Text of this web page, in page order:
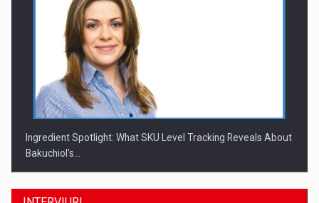
Ingredient Spotlight: What SKU Level Tracking Reveals About
Bakuchiol's…